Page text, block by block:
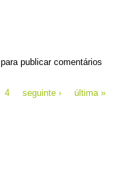
para publicar comentários
4 seguinte › última »